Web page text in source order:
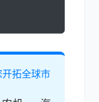
开拓全球市